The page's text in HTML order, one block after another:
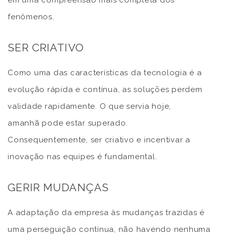
fenômenos.
SER CRIATIVO
Como uma das características da tecnologia é a
evolução rápida e contínua, as soluções perdem
validade rapidamente. O que servia hoje,
amanhã pode estar superado.
Consequentemente, ser criativo e incentivar a
inovação nas equipes é fundamental.
GERIR MUDANÇAS
A adaptação da empresa às mudanças trazidas é
uma perseguição contínua, não havendo nenhuma